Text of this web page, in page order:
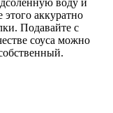
аккуратно
Подавайте с
соуса можно